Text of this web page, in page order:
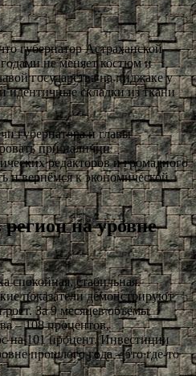
губернатор Астраханской
не меняет костюм и
государства на пиджаке у
идентичные складки из ткани
губернатора и главы
при наличии
редакторов и громадного
и вернёмся к экономической
на уровне
стабильная.
показатели демонстрируют
За 9 месяцев объёмы
– 108 процентов,
на 101 процент. Инвестиции
прошлого года – это где‑то